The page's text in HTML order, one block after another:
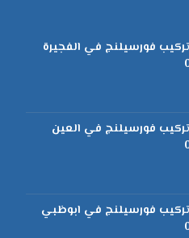
فورسيلنج في الفجيرة
فورسيلنج في العين
فورسيلنج في ابوظبي